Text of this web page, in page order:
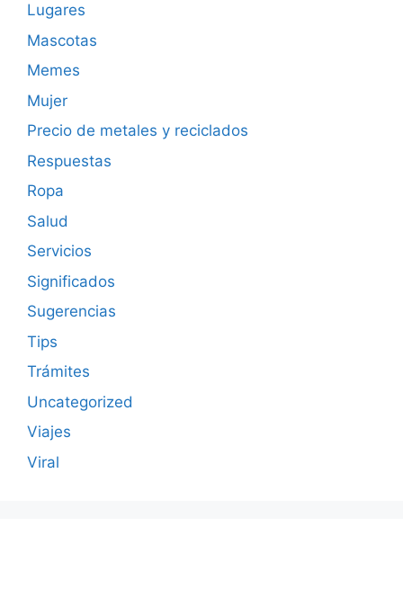
Lugares
Mascotas
Memes
Mujer
Precio de metales y reciclados
Respuestas
Ropa
Salud
Servicios
Significados
Sugerencias
Tips
Trámites
Uncategorized
Viajes
Viral